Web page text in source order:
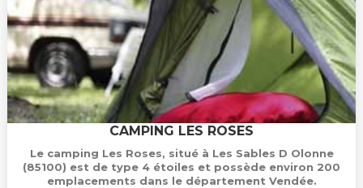
CAMPING LES ROSES
Le camping Les Roses, situé à Les Sables D Olonne
(85100) est de type 4 étoiles et possède environ 200
emplacements dans le département Vendée.